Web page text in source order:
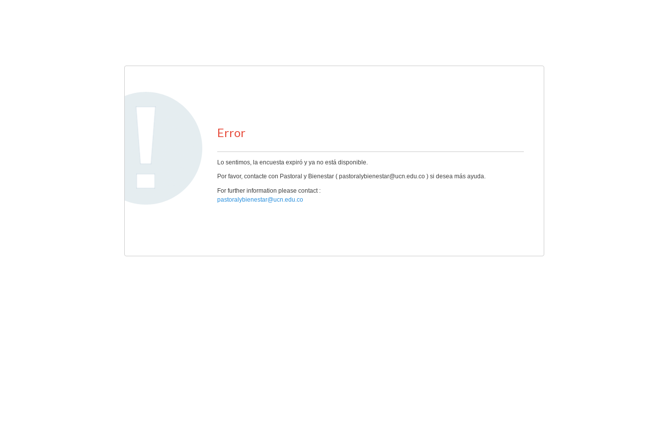
Error
Lo sentimos, la encuesta expiró y ya no está disponible.
Por favor, contacte con Pastoral y Bienestar ( pastoralybienestar@ucn.edu.co ) si desea más ayuda.
For further information please contact :
pastoralybienestar@ucn.edu.co